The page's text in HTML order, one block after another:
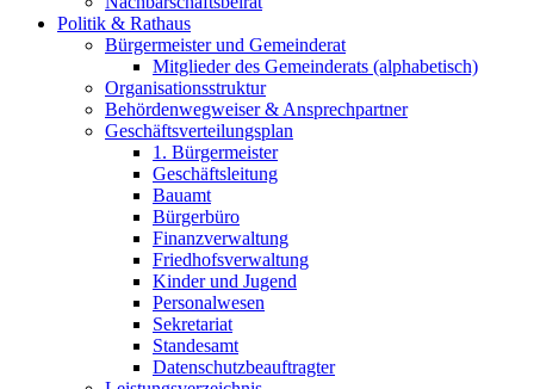
Politik & Rathaus
Bürgermeister und Gemeinderat
Mitglieder des Gemeinderats (alphabetisch)
Organisationsstruktur
Behördenwegweiser & Ansprechpartner
Geschäftsverteilungsplan
1. Bürgermeister
Geschäftsleitung
Bauamt
Bürgerbüro
Finanzverwaltung
Friedhofsverwaltung
Kinder und Jugend
Personalwesen
Sekretariat
Standesamt
Datenschutzbeauftragter